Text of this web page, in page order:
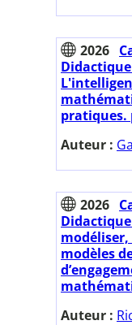
2026
Didactique
pratiques.
Auteur :
2026
Didactique
modéliser,
modèles
Auteur :